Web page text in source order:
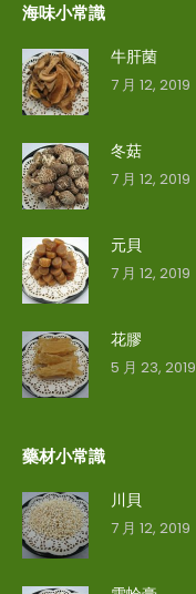
海味小常識
牛肝菌
7 月 12, 2019
冬菇
7 月 12, 2019
元貝
7 月 12, 2019
花膠
5 月 23, 2019
藥材小常識
川貝
7 月 12, 2019